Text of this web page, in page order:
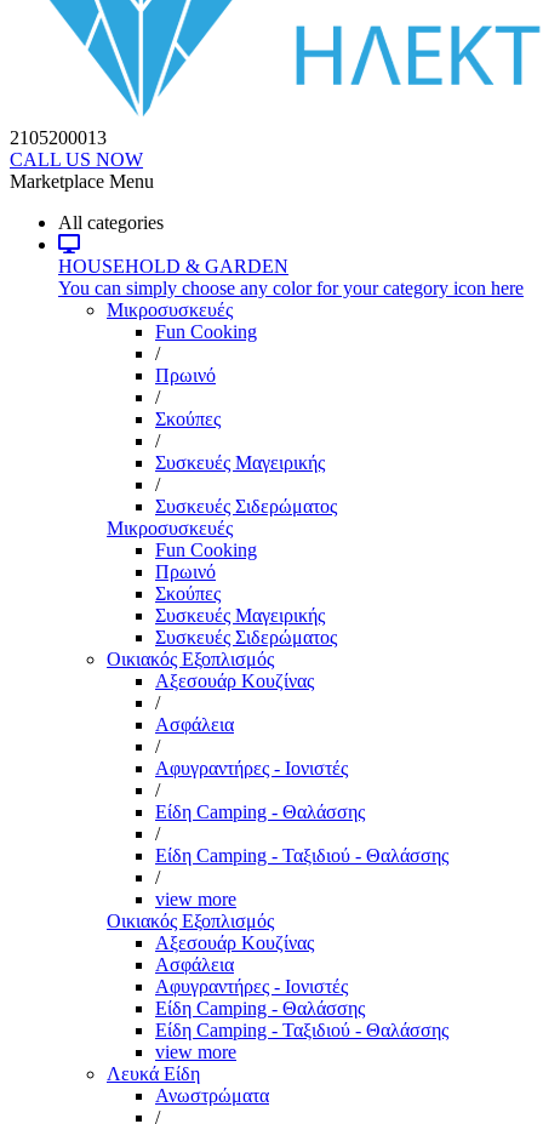
2105200013
CALL US NOW
Marketplace Menu
All categories
HOUSEHOLD & GARDEN
You can simply choose any color for your category icon here
Μικροσυσκευές
Fun Cooking
/
Πρωινό
/
Σκούπες
/
Συσκευές Μαγειρικής
/
Συσκευές Σιδερώματος
Μικροσυσκευές
Fun Cooking
Πρωινό
Σκούπες
Συσκευές Μαγειρικής
Συσκευές Σιδερώματος
Οικιακός Εξοπλισμός
Αξεσουάρ Κουζίνας
/
Ασφάλεια
/
Αφυγραντήρες - Ιονιστές
/
Είδη Camping - Θαλάσσης
/
Είδη Camping - Ταξιδιού - Θαλάσσης
/
view more
Οικιακός Εξοπλισμός
Αξεσουάρ Κουζίνας
Ασφάλεια
Αφυγραντήρες - Ιονιστές
Είδη Camping - Θαλάσσης
Είδη Camping - Ταξιδιού - Θαλάσσης
view more
Λευκά Είδη
Ανωστρώματα
/